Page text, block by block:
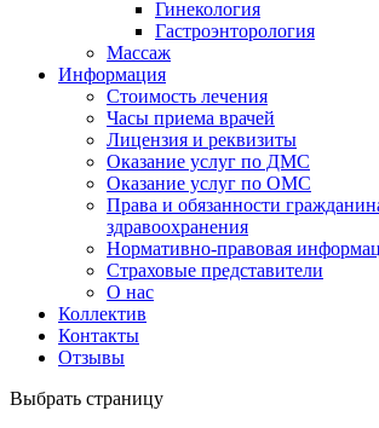
Гинекология
Гастроэнторология
Массаж
Информация
Стоимость лечения
Часы приема врачей
Лицензия и реквизиты
Оказание услуг по ДМС
Оказание услуг по ОМС
Права и обязанности
здравоохранения
Нормативно-правовая
Страховые представители
О нас
Коллектив
Контакты
Отзывы
Выбрать страницу